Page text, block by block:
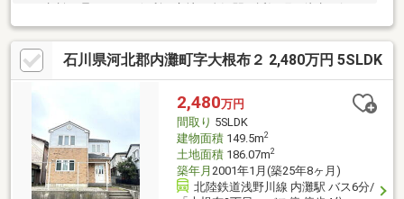
ます。また、目の前は鞍月用水があり、風情のある住環境です。
一部リフォームしており、すぐにお住まい出来ます。店舗兼住宅
としての活用も考えられます。落ち着いた環境で街中暮らし始め
ませんか。●現状有姿渡し●街中物件！●落ち着いた住環境●街中へ
のアクセス良好●駐車スペース1台あり●割屋●建ぺい率オーバー
石川県河北郡内灘町字大根布２ 2,480万円 5SLDK
2,480万円
間取り 5SLDK
建物面積149.5m2
土地面積186.07m2
築年月 2001年1月(築25年8ヶ月)
北陸鉄道浅野川線 内灘駅 バス6分/